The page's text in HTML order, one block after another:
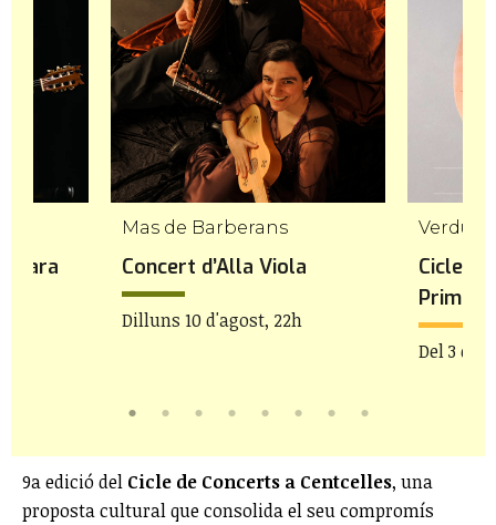
Mas de Barberans
Concert d’Alla Viola
Dilluns 10 d'agost, 22h
Verdú
Cicle
Prim
Del 3 de
9a edició del Cicle de Concerts a Centcelles, una
proposta cultural que consolida el seu compromís